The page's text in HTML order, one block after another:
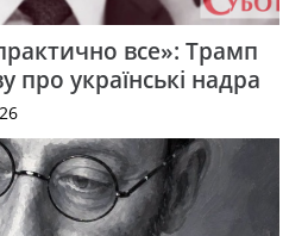
все»: Трамп
про українські надра